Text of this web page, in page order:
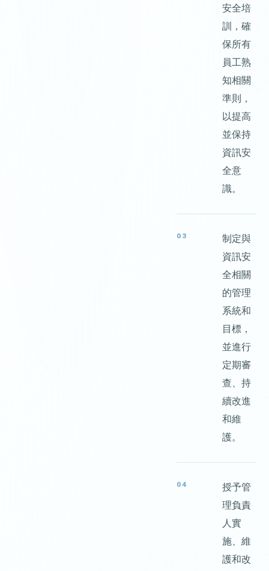
安全培
訓，確
保所有
員工熟
知相關
準則，
以提高
並保持
資訊安
全意
識。
03
制定與
資訊安
全相關
的管理
系統和
目標，
並進行
定期審
查、持
續改進
和維
護。
04
授予管
理負責
人實
施、維
護和改